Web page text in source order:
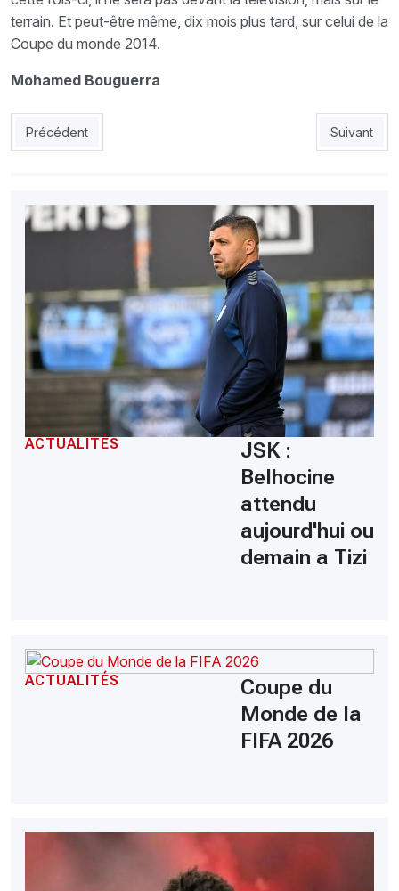
terrain. Et peut-être même, dix mois plus tard, sur celui de la
Coupe du monde 2014.
Mohamed Bouguerra
Article précédent : MCA : Les joueurs songent à une grève
Précédent Article
Suivant
ACTUALITÉS
JSK :
Belhocine
attendu
aujourd'hui ou
demain a Tizi
ACTUALITÉS
Coupe du
Monde de la
FIFA 2026